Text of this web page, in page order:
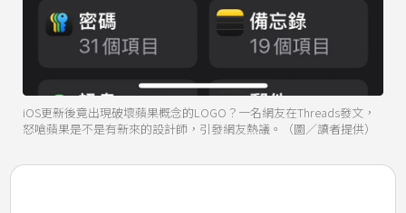
iOS更新後竟出現破壞蘋果概念的LOGO？一名網友在Threads發文，
怒嗆蘋果是不是有新來的設計師，引發網友熱議。（圖／讀者提供）